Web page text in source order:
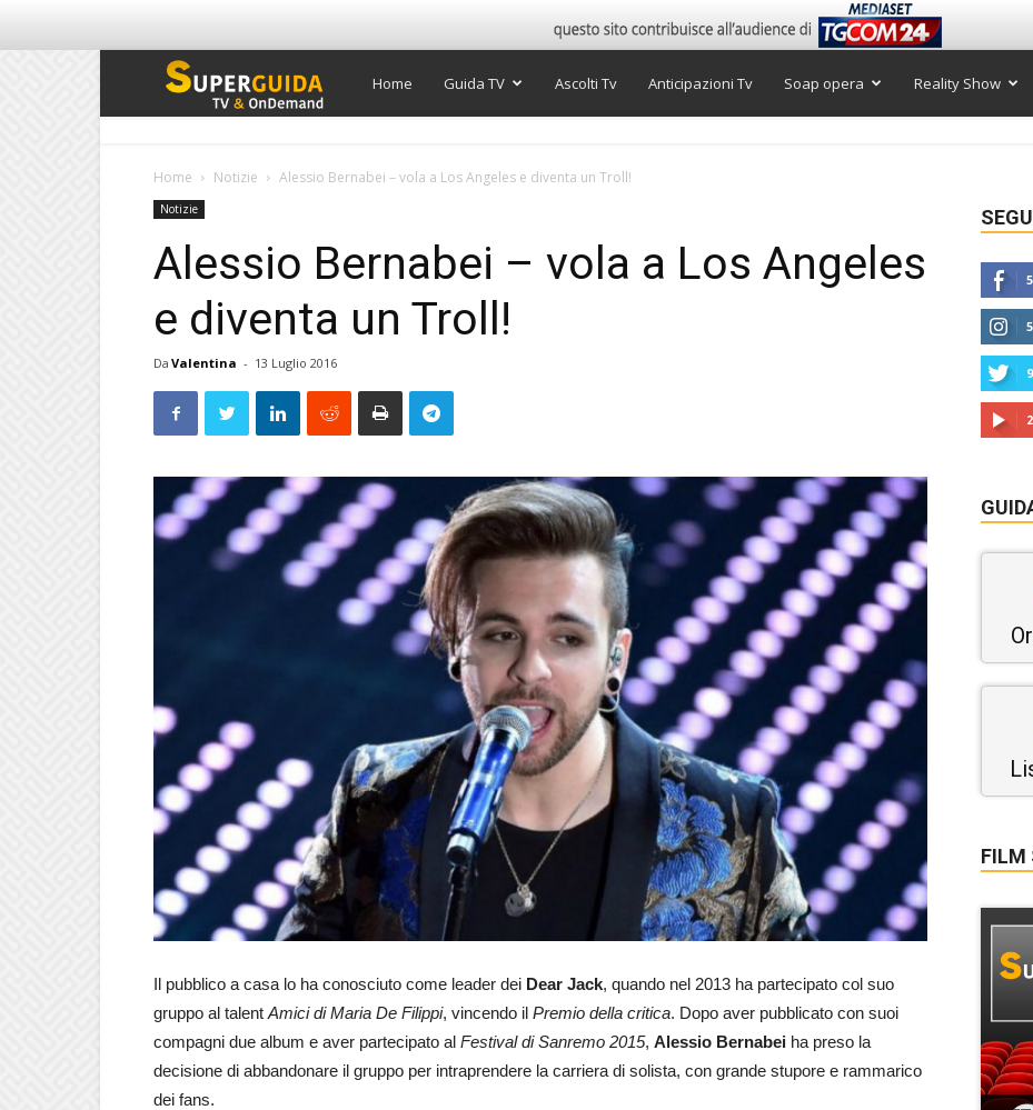
Super
Home Guida TV Ascolti Tv Anticipazioni Tv Soap opera Reality Show
Home Notizie Alessio Bernabei – vola a Los Angeles e diventa un Troll!
Notizie
Alessio Bernabei – vola a Los Angeles
e diventa un Troll!
Da Valentina - 13 Luglio 2016
Il pubblico a casa lo ha conosciuto come leader dei Dear Jack, quando nel 2013 ha partecipato col suo
gruppo al talent Amici di Maria De Filippi, vincendo il Premio della critica. Dopo aver pubblicato con suoi
compagni due album e aver partecipato al Festival di Sanremo 2015, Alessio Bernabei ha preso la
decisione di abbandonare il gruppo per intraprendere la carriera di solista, con grande stupore e rammarico
dei fans.
FILM